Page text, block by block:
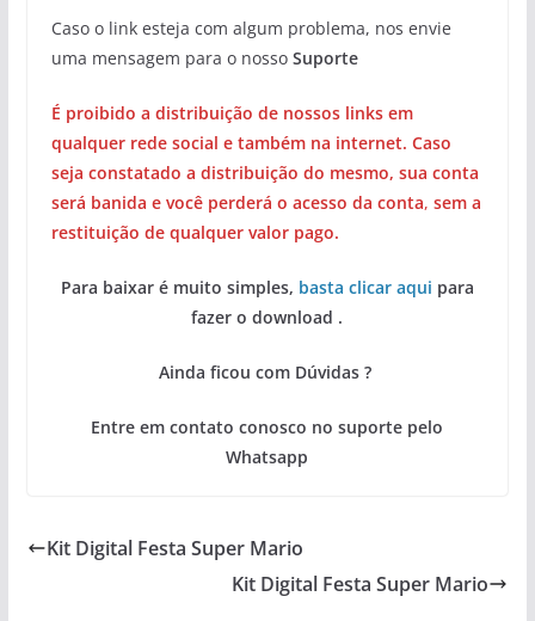
Caso o link esteja com algum problema, nos envie
uma mensagem para o nosso Suporte
É proibido a distribuição de nossos links em
qualquer rede social e também na internet. Caso
seja constatado a distribuição do mesmo, sua conta
será banida e você perderá o acesso da conta, sem a
restituição de qualquer valor pago.
Para baixar é muito simples, basta clicar aqui para
fazer o download .
Ainda ficou com Dúvidas ?
Entre em contato conosco no suporte pelo
Whatsapp
Kit Digital Festa Super Mario
Kit Digital Festa Super Mario